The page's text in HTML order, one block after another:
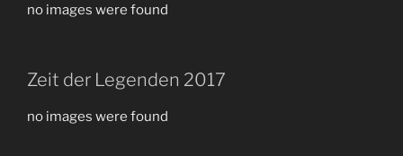
no images were found
Zeit der Legenden 2017
no images were found